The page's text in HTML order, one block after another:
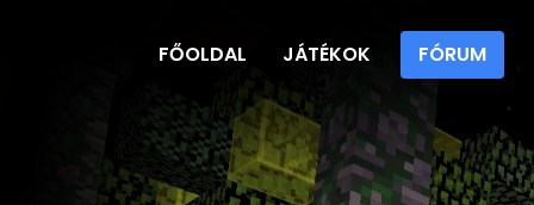
FŐOLDAL JÁTÉKOK FÓRUM